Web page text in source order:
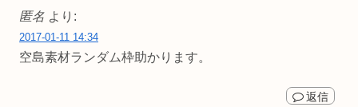
匿名 より:
2017-01-11 14:34
空島素材ランダム枠助かります。
返信